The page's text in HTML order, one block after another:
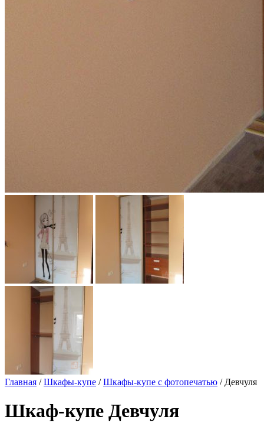
Главная /Шкафы-купе /Шкафы-купе с фотопечатью / Девчуля
Шкаф-купе Девчуля